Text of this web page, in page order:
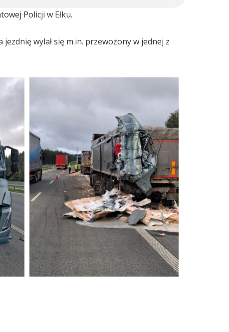
Policji w Ełku.
wylał się m.in. przewożony w jednej z